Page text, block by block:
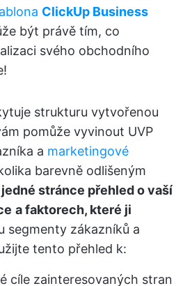
ClickUp Business
být právě tím, co
svého obchodního
strukturu vytvořenou
pomůže vyvinout UVP
a marketingové
barevně odlišeným
jedné stránce přehled o vaší
a faktorech, které ji
segmenty zákazníků a
tento přehled k:
cíle zainteresovaných stran